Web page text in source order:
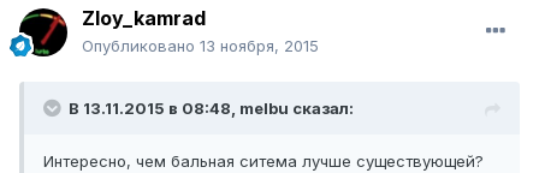
Zloy_kamrad
Опубликовано 13 ноября, 2015
В 13.11.2015 в 08:48, melbu сказал:
Интересно, чем бальная ситема лучше существующей?